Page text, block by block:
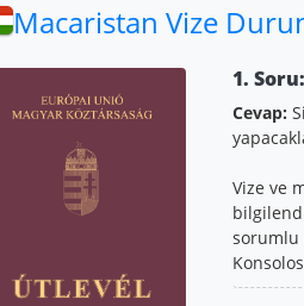
Macaristan Vize
1. Soru:
Cevap:
Vize ve
sorumlu